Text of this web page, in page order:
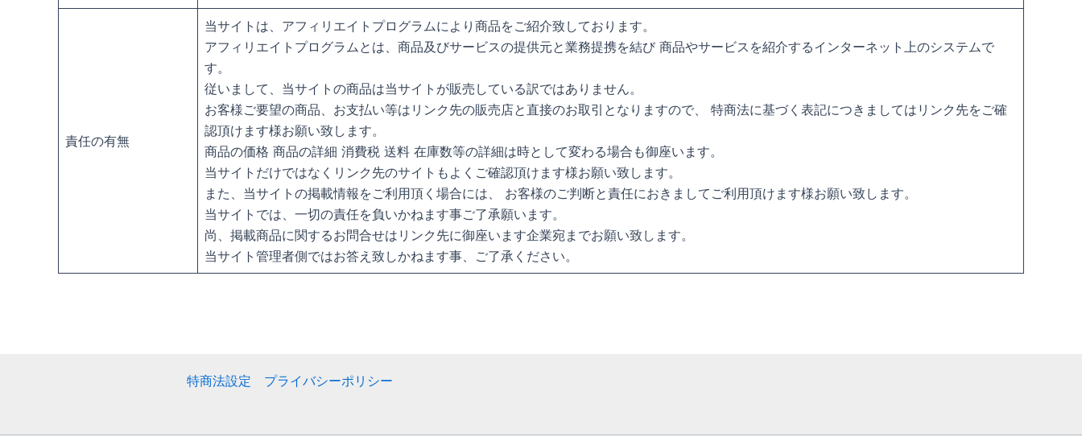
責任の有無
当サイトは、アフィリエイトプログラムにより商品をご紹介致しております。
アフィリエイトプログラムとは、商品及びサービスの提供元と業務提携を結び 商品やサービスを紹介するインターネット上のシステムで
す。
従いまして、当サイトの商品は当サイトが販売している訳ではありません。
お客様ご要望の商品、お支払い等はリンク先の販売店と直接のお取引となりますので、 特商法に基づく表記につきましてはリンク先をご確
認頂けます様お願い致します。
商品の価格 商品の詳細 消費税 送料 在庫数等の詳細は時として変わる場合も御座います。
当サイトだけではなくリンク先のサイトもよくご確認頂けます様お願い致します。
また、当サイトの掲載情報をご利用頂く場合には、 お客様のご判断と責任におきましてご利用頂けます様お願い致します。
当サイトでは、一切の責任を負いかねます事ご了承願います。
尚、掲載商品に関するお問合せはリンク先に御座います企業宛までお願い致します。
当サイト管理者側ではお答え致しかねます事、ご了承ください。
特商法設定 プライバシーポリシー